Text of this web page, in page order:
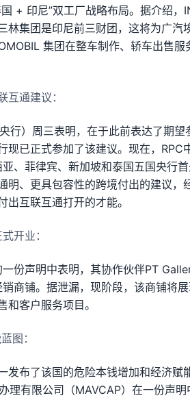
+ 印尼”双工厂战略布局。据介绍，
林集团是印尼前三财团，这将为广汽
集团在整车制作、轿车出售
通建议：
行）周三表明，在于此前表达了期望
现已正式参加了该建议。现在，RPC
、菲律宾、新加坡和泰国五国央行
、更具包容性的跨境付出的建议，
互联互通打开的才能。
开业：
份声明中表明，其协作伙伴PT
商铺。据泄漏，现阶段，该商铺将
和客户服务项目。
图：
发布了该国的危险本钱增加和经济赋
理有限公司（MAVCAP）在一份声